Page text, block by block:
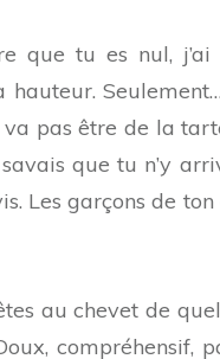
que tu es nul, j’ai
hauteur.
va pas être de la
que tu n’y
Les garçons de
au chevet de
compréhensif,